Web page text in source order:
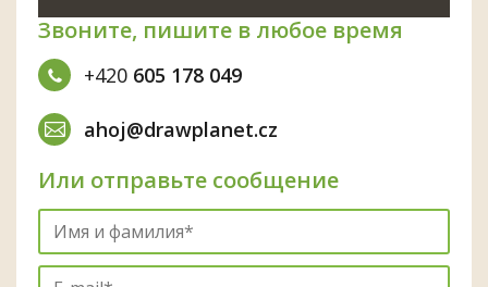
Звоните, пишите в любое время
+420 605 178 049
ahoj@drawplanet.cz
Или отправьте сообщение